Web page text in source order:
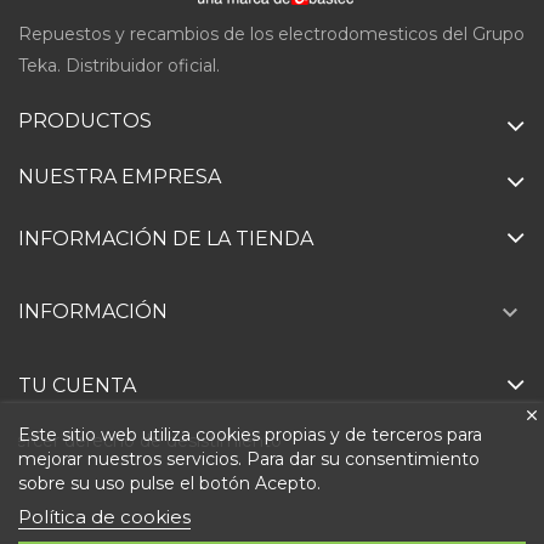
Repuestos y recambios de los electrodomesticos del Grupo
Teka. Distribuidor oficial.
PRODUCTOS
NUESTRA EMPRESA
INFORMACIÓN DE LA TIENDA
Este sitio web utiliza cookies propias y de terceros para
mejorar nuestros servicios. Para dar su consentimiento
sobre su uso pulse el botón Acepto.
Política de cookies
INFORMACIÓN 
TU CUENTA
Ejercer derecho de desistimiento